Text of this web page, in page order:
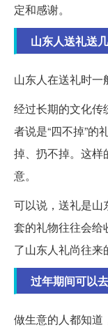
定和感谢。
山东人送礼送
山东人在送礼时一
经过长期的文化传
者说是“四不掉”的
掉、扔不掉。这样
意。
可以说，送礼是山
套的礼物往往会给
了山东人礼尚往来
过年期间可以
做生意的人都知道